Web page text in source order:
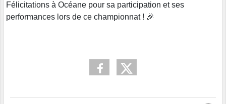
Félicitations à Océane pour sa participation et ses
performances lors de ce championnat ! 🎉